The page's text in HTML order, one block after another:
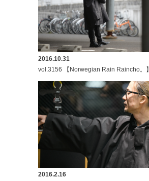
2016.10.31
vol.3156 【Norwegian Rain Raincho。】
2016.2.16